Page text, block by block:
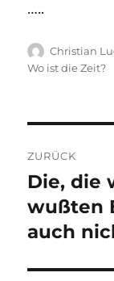
…..
Autor
Christian
Wo ist die Zeit?
ZURÜCK
Vorheriger
Beitrag:
Die, die
wußten
auch